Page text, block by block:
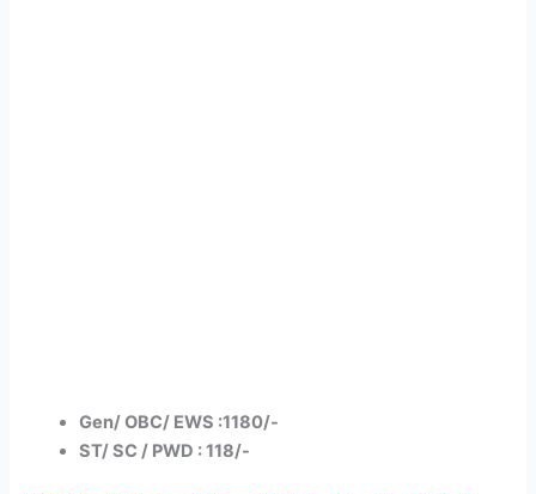
Gen/ OBC/ EWS :1180/-
ST/ SC / PWD : 118/-